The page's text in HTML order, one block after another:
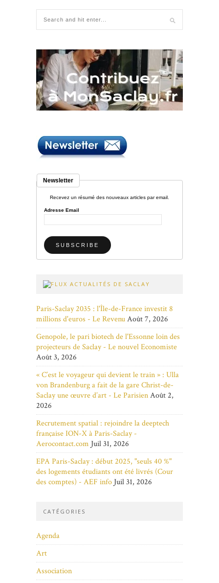
Newsletter
Recevez un résumé des nouveaux articles par email.
Adresse Email
ACTUALITÉS DE SACLAY
Paris-Saclay 2035 : l'Île-de-France investit 8
millions d'euros - Le RevenuAoût 7, 2026
Genopole, le pari biotech de l'Essonne loin des
projecteurs de Saclay - Le nouvel Economiste
Août 3, 2026
« C’est le voyageur qui devient le train » : Ulla
von Brandenburg a fait de la gare Christ-de-
Saclay une œuvre d’art - Le ParisienAoût 2,
2026
Recrutement spatial : rejoindre la deeptech
française ION-X à Paris-Saclay -
Aerocontact.com Juil 31, 2026
EPA Paris-Saclay : début 2025, "seuls 40 %"
des logements étudiants ont été livrés (Cour
des comptes) - AEF info Juil 31, 2026
CATÉGORIES
Agenda
Art
Association